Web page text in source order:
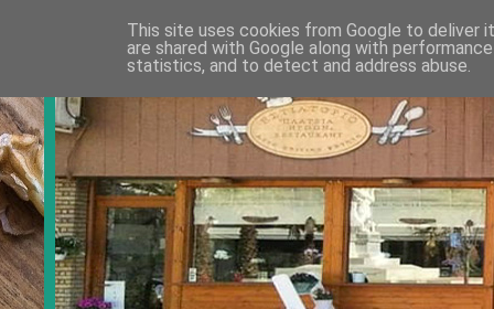
This site uses cookies from Google to deliver
are shared with Google along with
statistics, and to detect and address abuse.